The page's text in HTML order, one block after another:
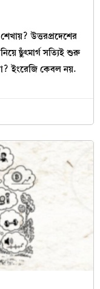
উত্তরপ্রদেশের
ছুঁৎমার্গ সত্যিই শুরু
ইংরেজি কেবল নয়.